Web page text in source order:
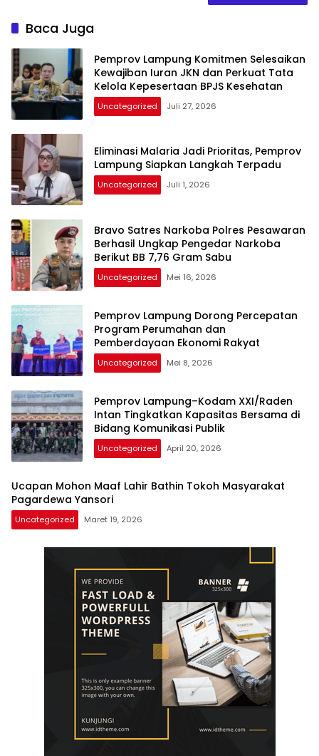
Baca Juga
Pemprov Lampung Komitmen Selesaikan
Kewajiban Iuran JKN dan Perkuat Tata
Kelola Kepesertaan BPJS Kesehatan
Uncategorized Juli 27, 2026
Eliminasi Malaria Jadi Prioritas, Pemprov
Lampung Siapkan Langkah Terpadu
Uncategorized Juli 1, 2026
Bravo Satres Narkoba Polres Pesawaran
Berhasil Ungkap Pengedar Narkoba
Berikut BB 7,76 Gram Sabu
Uncategorized Mei 16, 2026
Pemprov Lampung Dorong Percepatan
Program Perumahan dan
Pemberdayaan Ekonomi Rakyat
Uncategorized Mei 8, 2026
Pemprov Lampung–Kodam XXI/Raden
Intan Tingkatkan Kapasitas Bersama di
Bidang Komunikasi Publik
Uncategorized April 20, 2026
Ucapan Mohon Maaf Lahir Bathin Tokoh Masyarakat
Pagardewa Yansori
Uncategorized Maret 19, 2026